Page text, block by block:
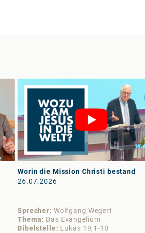
Worin die Mission Christi bestand
26.07.2026
Sprecher
Wolfgang Wegert
Thema
Das Evangelium
Bibelstelle
Lukas 19,1-10